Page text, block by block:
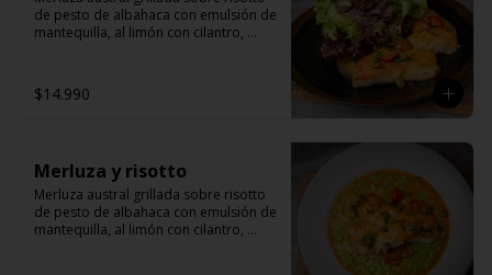
de pesto de albahaca con emulsión de
mantequilla, al limón con cilantro,
$14.990
Merluza y risotto
Merluza austral grillada sobre risotto
de pesto de albahaca con emulsión de
mantequilla, al limón con cilantro,